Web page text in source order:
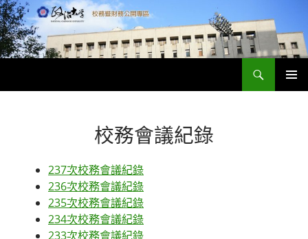
跳
至
主
要
容
校務會議紀錄
237次校務會議紀錄
236次校務會議紀錄
235次校務會議紀錄
234次校務會議紀錄
233次校務會議紀錄